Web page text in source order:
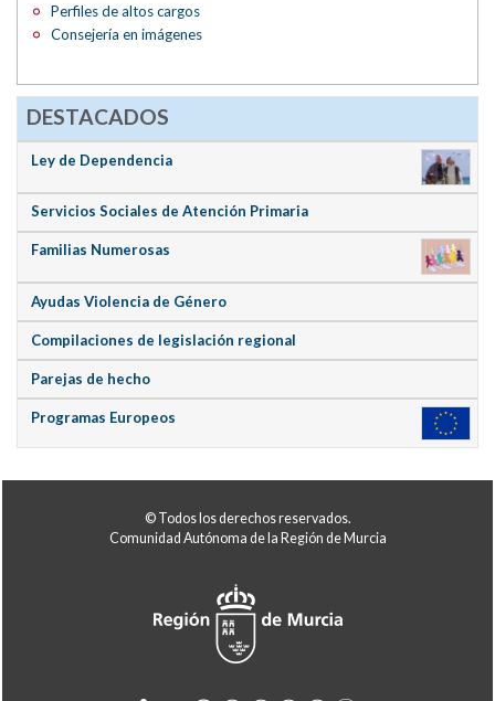
Perfiles de altos cargos
Consejería en imágenes
DESTACADOS
Ley de Dependencia
Servicios Sociales de Atención Primaria
Familias Numerosas
Ayudas Violencia de Género
Compilaciones de legislación regional
Parejas de hecho
Programas Europeos
© Todos los derechos reservados.
Comunidad Autónoma de la Región de Murcia